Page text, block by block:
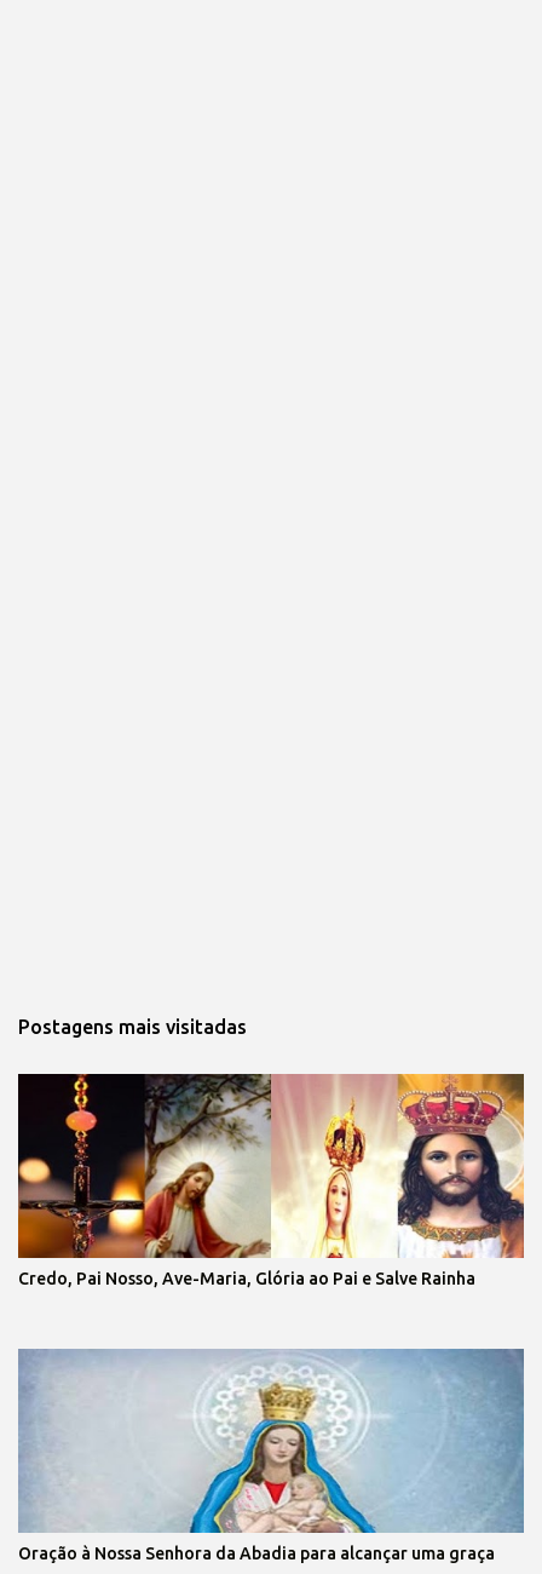
Postagens mais visitadas
Credo, Pai Nosso, Ave-Maria, Glória ao Pai e Salve Rainha
Oração à Nossa Senhora da Abadia para alcançar uma graça